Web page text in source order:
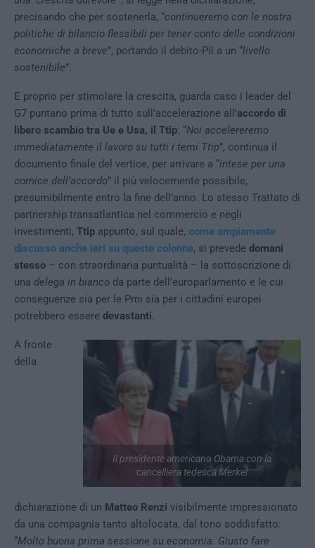
precisando che per sostenerla, “continueremo con le nostra
politiche di bilancio flessibili per tener conto delle condizioni
economiche a breve”, portando il debito-Pil a un “livello
sostenibile”.
E proprio per stimolare la crescita, guarda caso i leader del
G7 puntano prima di tutto sull’accelerazione all’accordo di
libero scambio tra Ue e Usa, il Ttip: “Noi accelereremo
immediatamente il lavoro su tutti i temi Ttip”, continua il
documento finale del vertice, per arrivare a “intese per una
cornice dell’accordo” il più velocemente possibile,
presumibilmente entro la fine dell’anno. Lo stesso Trattato di
partnership transatlantica nel commercio e negli
investimenti, Ttip appunto, sul quale, come ampiamente
discusso anche ieri su queste colonne, si prevede domani
stesso – con straordinaria puntualità – la sottoscrizione di
una delega in bianco da parte dell’europarlamento e le cui
conseguenze sia per le Pmi sia per i cittadini europei
potrebbero essere devastanti.
Il presidente americano Obama con la
cancelliera tedesca Merkel
A fronte
della
dichiarazione di un Matteo Renzi visibilmente impressionato
da una compagnia tanto altolocata, dal tono soddisfatto:
“Molto buona prima sessione su economia. Giusto fare